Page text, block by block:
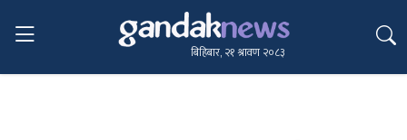
बिहिबार, २१ श्रावण २०८३